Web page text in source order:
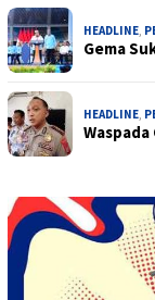
HEADLINE
Gema
HEADLINE